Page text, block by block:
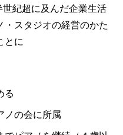
紀超に及んだ企業生活
・スタジオの経営のかた
とに
る
ノの会に所属